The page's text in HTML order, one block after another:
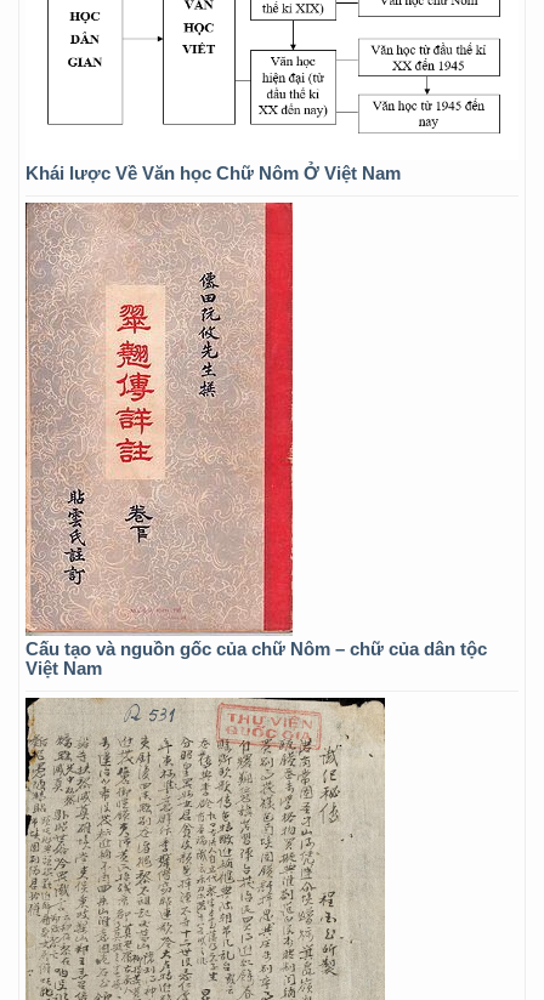
Khái lược Về Văn học Chữ Nôm Ở Việt Nam
Cấu tạo và nguồn gốc của chữ Nôm – chữ của dân tộc
Việt Nam